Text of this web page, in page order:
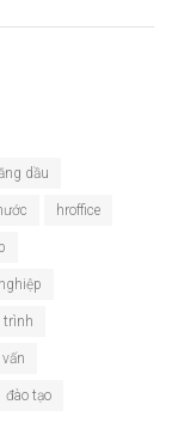
dầu
hroffice
trình
đào tạo